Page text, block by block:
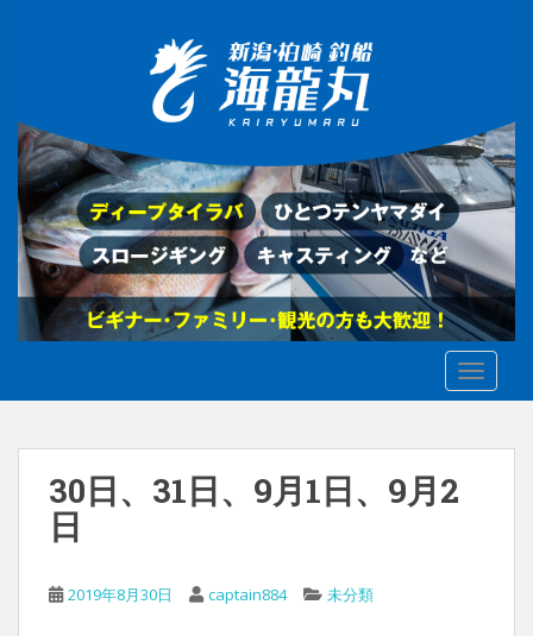
e
30日、31日、9月1日、9月2
日
2019年8月30日 captain884 未分類